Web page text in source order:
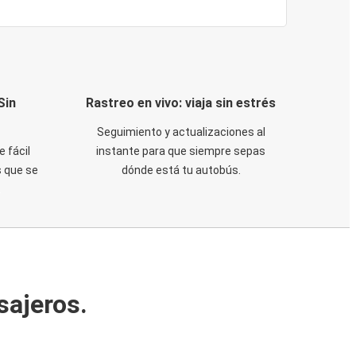
fácil
se
Rastreo en vivo: viaja sin estrés
Seguimiento y actualizaciones al
instante para que siempre sepas
dónde está tu autobús.